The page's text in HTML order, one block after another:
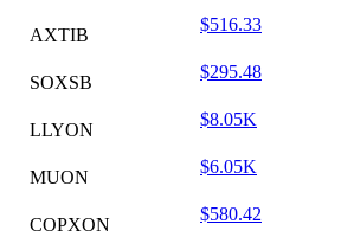
AXTIB
$516.33
SOXSB
$295.48
LLYON
$8.05K
MUON
$6.05K
COPXON
$580.42